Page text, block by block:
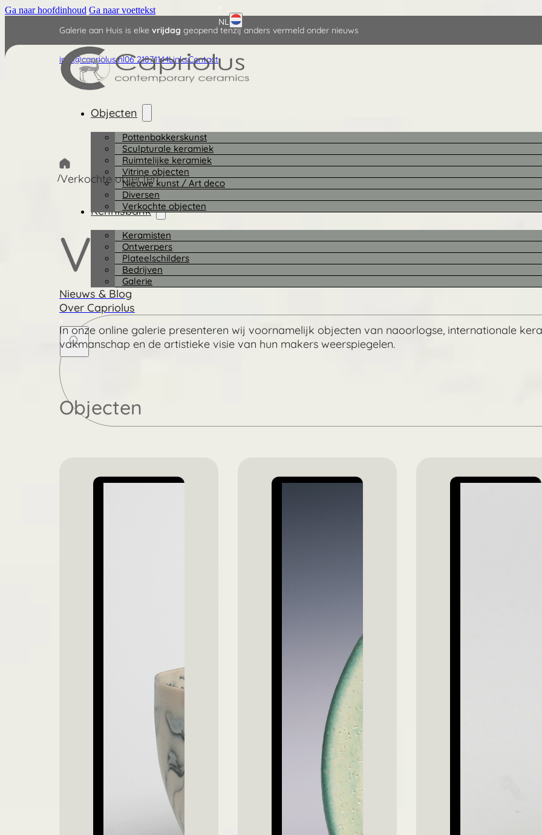
Ga naar hoofdinhoud Ga naar voettekst
Galerie aan Huis is elkevrijdag geopend tenzij anders vermeld onder nieuws
info@capriolus.nl06 21871144LinksContact
NL
English
Objecten
Pottenbakkerskunst
Sculpturale keramiek
Ruimtelijke keramiek
Vitrine objecten
Nieuwe kunst / Art deco
Diversen
Verkochte objecten
Kennisbank
Keramisten
Ontwerpers
Plateelschilders
Bedrijven
Galerie
Nieuws & Blog
Over Capriolus
...
/Verkochte objecten
Verkochte objecten
In onze online galerie presenteren wij voornamelijk objecten van naoorlogse, internationale
vakmanschap en de artistieke visie van hun makers weerspiegelen.
Objecten